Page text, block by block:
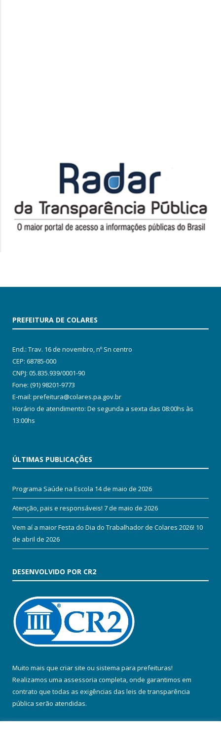
PREFEITURA DE COLARES
End.: Trav. 16 de novembro, nº Sn centro
CEP: 68785-000
CNPJ: 05.835.939/0001-90
Fone: (91) 98201-9773
E-mail: prefeitura@colares.pa.gov.br
Horário de atendimento: De segunda a sexta das 08:00hs às
13:00hs
ÚLTIMAS PUBLICAÇÕES
Programa Saúde na Escola 14 de maio de 2026
Atenção, pais e responsáveis! 7 de maio de 2026
Vem aí a maior Festa do Dia do Trabalhador de Colares 2026! 10
de abril de 2026
DESENVOLVIDO POR CR2
Muito mais que criar site ou sistema para prefeituras!
Realizamos uma assessoria completa, onde garantimos em
contrato que todas as exigências das leis de transparência
pública serão atendidas.